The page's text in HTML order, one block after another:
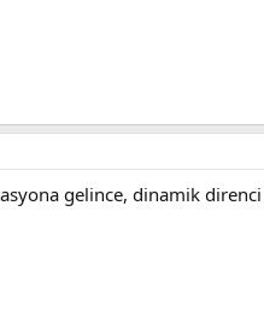
gelince, dinamik